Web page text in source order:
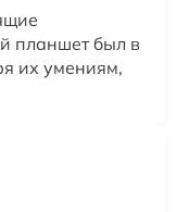
планшет был в
их умениям,